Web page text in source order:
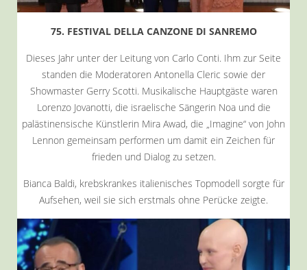
75. FESTIVAL DELLA CANZONE DI SANREMO
Dieses Jahr unter der Leitung von Carlo Conti. Ihm zur Seite
standen die Moderatoren Antonella Cleric sowie der
Showmaster Gerry Scotti. Musikalische Hauptgäste waren
Lorenzo Jovanotti, die israelische Sängerin Noa und die
palästinensische Künstlerin Mira Awad, die „Imagine“ von John
Lennon gemeinsam performen um damit ein Zeichen für
frieden und Dialog zu setzen.
Bianca Baldi, krebskrankes italienisches Topmodell sorgte für
Aufsehen, weil sie sich erstmals ohne Perücke zeigte.